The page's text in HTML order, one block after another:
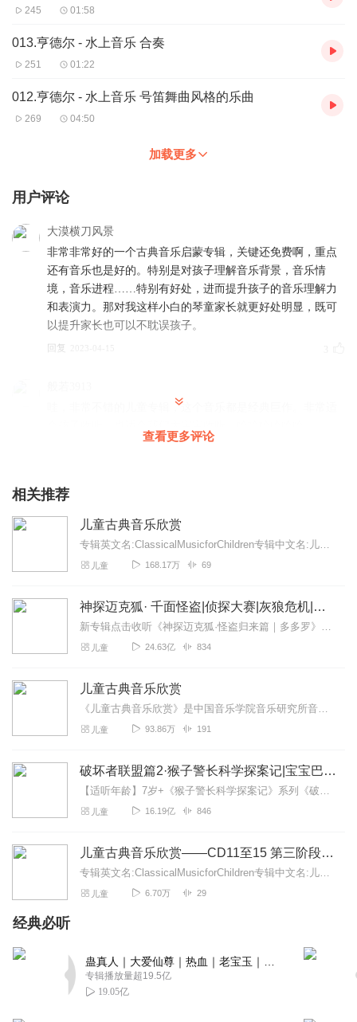
245 01:58
013.亨德尔 - 水上音乐 合奏
251 01:22
012.亨德尔 - 水上音乐 号笛舞曲风格的乐曲
269 04:50
加载更多
用户评论
大漠横刀风景
非常非常好的一个古典音乐启蒙专辑，关键还免费啊，重点
还有音乐也是好的。特别是对孩子理解音乐背景，音乐情
境，音乐进程……特别有好处，进而提升孩子的音乐理解力
和表演力。那对我这样小白的琴童家长就更好处明显，既可
以提升家长也可以不耽误孩子。
回复
哇，非常不错的儿童专辑，这个音乐都是经典巨作。非常适
青橙心
边玩一边培养情操😁不错不错，打5星好评！
2023-04-23 2
汤师姐就是有大爱，当了母亲更能理解孩子现在需要的什
么？让孩子多听听，可以增加孩子的音乐细胞，也能激发孩
子的听觉。关键是，还是免费的，真的是爱了。我一定多让
为孩子们付出你的大爱。好人有好报，你一定会越来越好。
2023-04-19
非常棒的儿童作品！👍🏻👍🏻👍🏻👍🏻我们家小神兽很喜欢😍😍
2023-04-21
查看更多评论
相关推荐
儿童古典音乐欣赏
专辑英文名:ClassicalMusicforChildren专辑中文名:儿童古典音乐欣赏别名:古典音乐欣赏艺术家:德国原版古典音乐著名播音...
儿童 168.17万 69
神探迈克狐· 千面怪盗|侦探大赛|灰狼危机|多多罗
新专辑点击收听《神探迈克狐·怪盗归来篇｜多多罗》！！！>>>点击进入主播橱窗购买《神探迈克狐》系列图书吧!<<<多多罗故事【点击前往】收听多多罗其他好玩有趣的故...
儿童 24.63亿 834
儿童古典音乐欣赏
《儿童古典音乐欣赏》是中国音乐学院音乐研究所音乐与智能研究中心承担的国家十五规划重点课题成果，是国内首套为孩子量身定做的音乐学习与能力训练的专业宝典。《儿童古典...
儿童 93.86万 191
破坏者联盟篇2·猴子警长科学探案记|宝宝巴士故事
【适听年龄】7岁+《猴子警长科学探案记》系列《破坏者联盟篇1·猴子警长科学探案记》>>>《破坏者联盟篇2·猴子警长科学探案记》>>>《破坏者联盟篇3·猴子警长科...
儿童 16.19亿 846
儿童古典音乐欣赏——CD11至15 第三阶段体验期
专辑英文名:ClassicalMusicforChildren专辑中文名:儿童古典音乐欣赏别名:古典音乐欣赏艺术家:德国原版古典音乐著名播...
儿童 6.70万 29
经典必听
专辑播放量超19.5亿
19.05亿